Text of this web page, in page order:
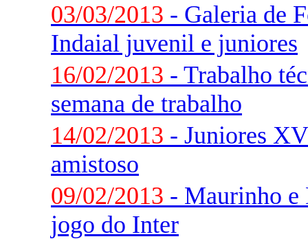
03/03/2013 - Galeria de
Indaial juvenil e juniores
16/02/2013 - Trabalho
semana de trabalho
14/02/2013 - Juniores
amistoso
09/02/2013 - Maurinho e
jogo do Inter